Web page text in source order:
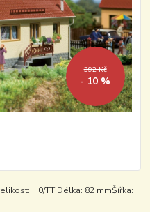
392 Kč
- 10 %
H0/TT Délka: 82 mmŠířka: